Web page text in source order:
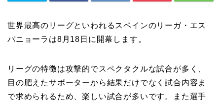
世界最高のリーグといわれるスペインのリーガ・エス
パニョーラは8月18日に開幕します。
リーグの特徴は攻撃的でスペクタクルな試合が多く、
目の肥えたサポーターから結果だけでなく試合内容ま
で求められるため、楽しい試合が多いです。また選手